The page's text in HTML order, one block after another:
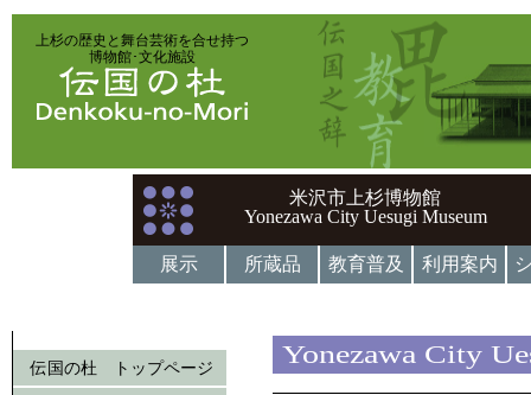
上杉の歴史と舞台芸術を合せ持つ
博物館･文化施設
米沢市上杉博物館
Yonezawa City Uesugi Museum
展示 所蔵品 教育普及 利用案内
伝国の杜 トップページ
Yonezawa City